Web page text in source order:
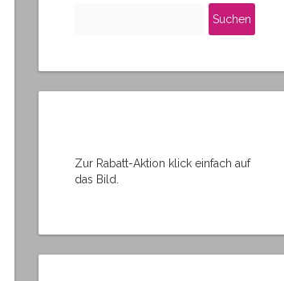
Zur Rabatt-Aktion klick einfach auf
das Bild.